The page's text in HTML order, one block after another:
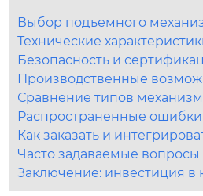
Выбор подъемного
Технические
Безопасность и
Производственные
Сравнение типов
Распространенные
Как заказать и
Часто задаваемые вопросы
Заключение: инвестиция в